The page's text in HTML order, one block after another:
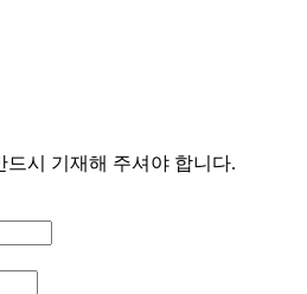
드시 기재해 주셔야 합니다.